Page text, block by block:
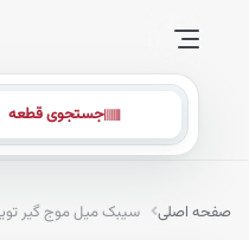
جستجوی قطعه
صفحه اصلی سیبک میل موج گیر